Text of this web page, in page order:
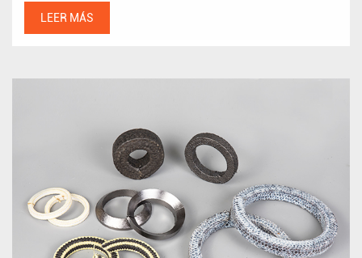
LEER MÁS